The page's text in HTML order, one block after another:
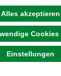
Etagen. Die